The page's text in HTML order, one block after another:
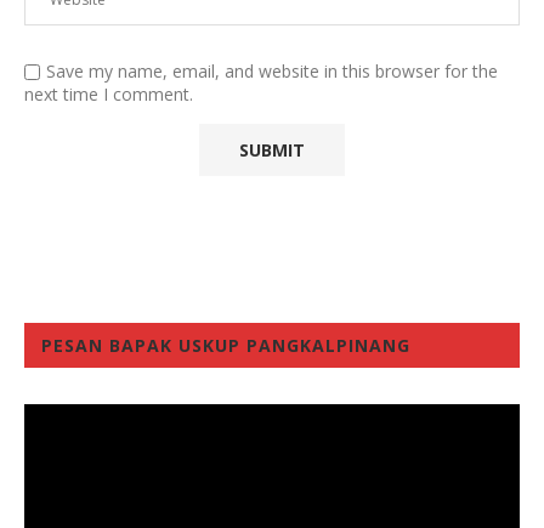
Save my name, email, and website in this browser for the
next time I comment.
PESAN BAPAK USKUP PANGKALPINANG